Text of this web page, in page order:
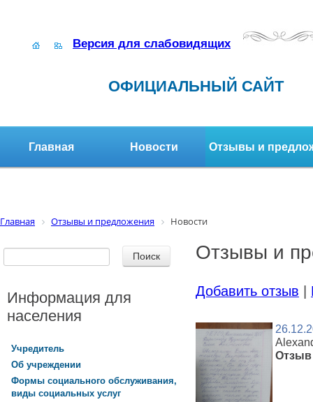
Версия для слабовидящих
ОФИЦИАЛЬНЫЙ САЙТ
Главная Новости Отзывы и
Главная Отзывы и предложения Новости
Отзывы и
Добавить отзыв
Отзыв
Информация для
населения
Учредитель
Об учреждении
Формы социального обслуживания,
виды социальных услуг